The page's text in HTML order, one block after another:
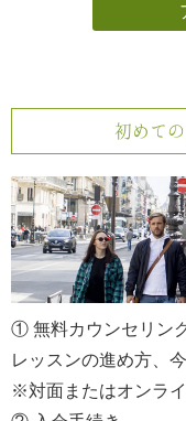
初めて
① 無料カウンセリン
レッスンの進め方、
※対面またはオンラ